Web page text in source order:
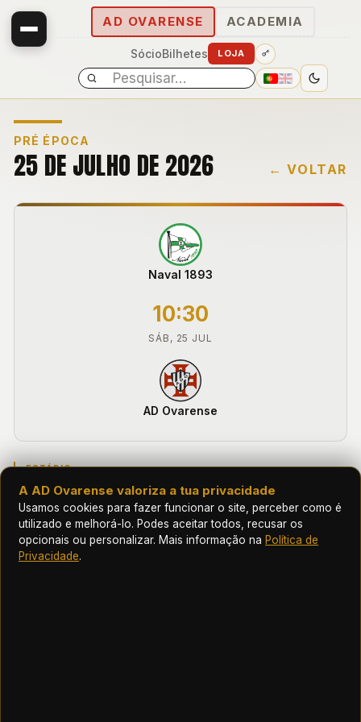
AD OVARENSE ACADEMIA
SócioBilhetes LOJA
PRÉ ÉPOCA
25 DE JULHO DE 2026 ← VOLTAR
Naval 1893
10:30
SÁB, 25 JUL
AD Ovarense
ESTÁDIO
Estádio Municipal José Bento Pessoa
Figueira da Foz
PROVA
A AD Ovarense valoriza a tua privacidade
Usamos cookies para fazer funcionar o site, perceber como é
utilizado e melhorá-lo. Podes aceitar todos, recusar os
opcionais ou personalizar. Mais informação na Política de
Privacidade.